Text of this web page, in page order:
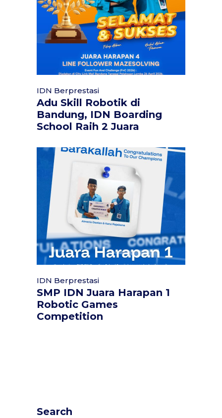
IDN Berprestasi
Adu Skill Robotik di
Bandung, IDN Boarding
School Raih 2 Juara
IDN Berprestasi
SMP IDN Juara Harapan 1
Robotic Games
Competition
Search